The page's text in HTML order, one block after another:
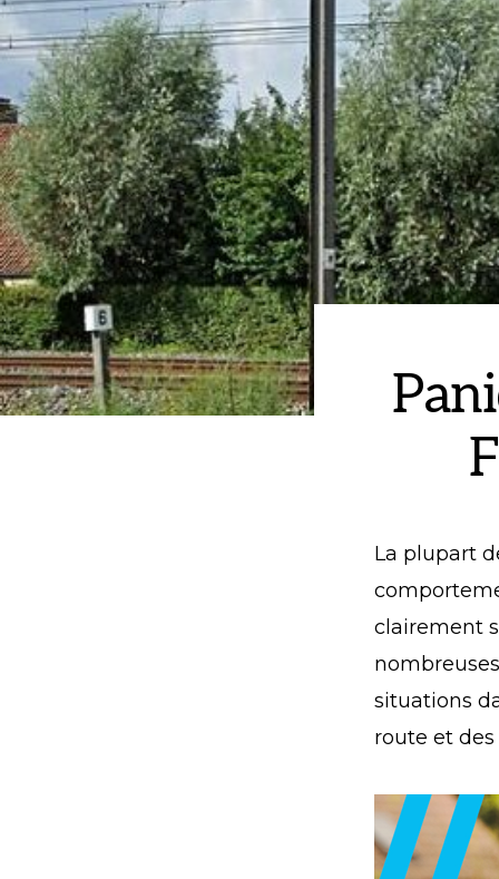
La plupart
clairement
situations
route et des